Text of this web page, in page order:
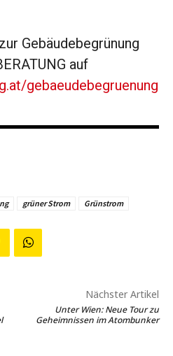
Gebäudebegrünung
auf
gebaeudebegruenung
grüner Strom Grünstrom
Nächster Artikel
Unter Wien: Neue Tour zu
Geheimnissen im Atombunker